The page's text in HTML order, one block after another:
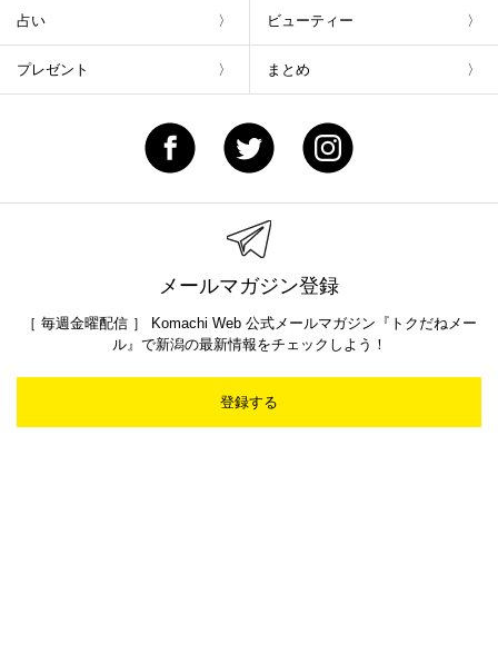
占い ビューティー
プレゼント まとめ
メールマガジン登録
［ 毎週金曜配信 ］ Komachi Web 公式メールマガジン『トクだねメー
ル』で新潟の最新情報をチェックしよう！
登録する